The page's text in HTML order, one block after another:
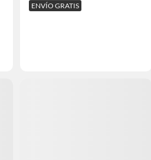
ENVÍO GRATIS